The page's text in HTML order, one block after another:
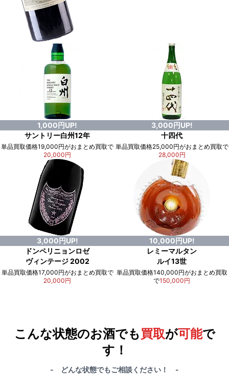
1,000円UP!
サントリー白州12年
単品買取価格19,000円がおまとめ買取で
20,000円
3,000円UP!
十四代
単品買取価格25,000円がおまとめ買取で
28,000円
3,000円UP!
ドンペリニョンロゼ
ヴィンテージ 2002
単品買取価格17,000円がおまとめ買取で
20,000円
10,000円UP!
レミーマルタン
ルイ13世
単品買取価格140,000円がおまとめ買取
で150,000円
こんな状態のお酒でも買取が可能で
す！
- どんな状態でもご相談ください！ -